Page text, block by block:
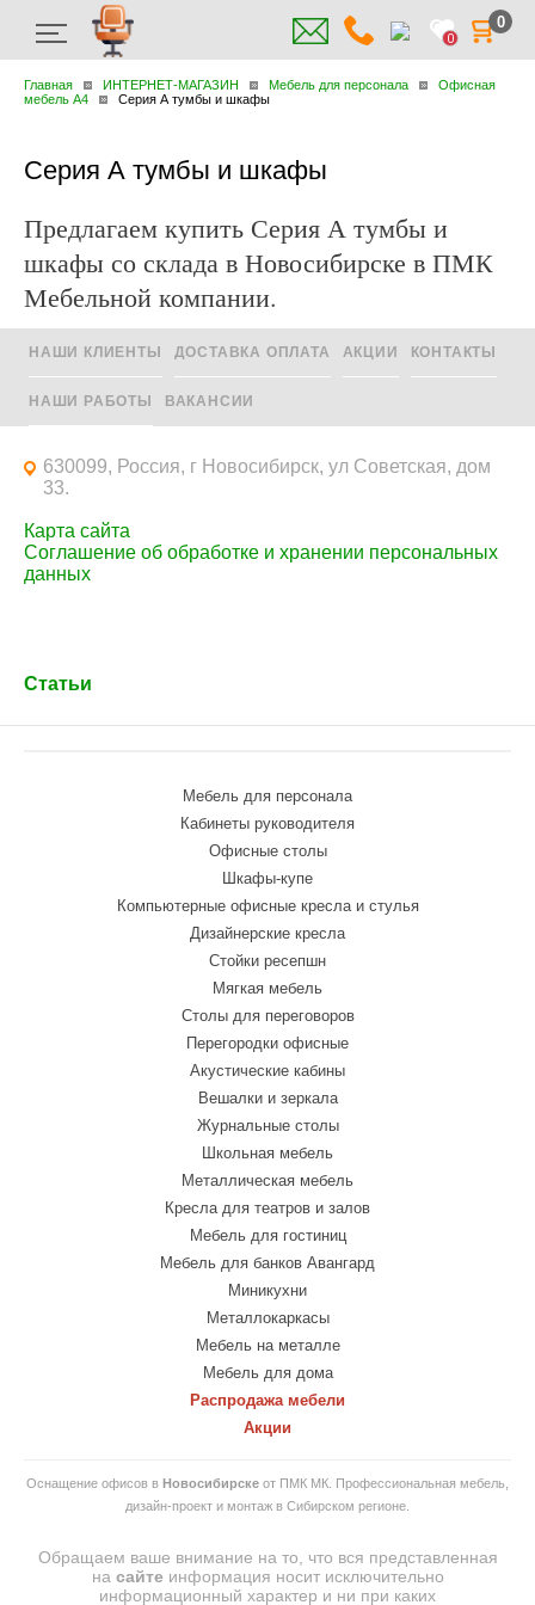
0
0
Главная ИНТЕРНЕТ-МАГАЗИН Мебель для персонала
Офисная
мебель A4
Серия А тумбы и шкафы
Серия А тумбы и шкафы
Предлагаем купить Серия А тумбы и
шкафы со склада в Новосибирске в ПМК
Мебельной компании.
НАШИ КЛИЕНТЫ ДОСТАВКА ОПЛАТА АКЦИИ КОНТАКТЫ
НАШИ РАБОТЫ ВАКАНСИИ
Статьи
630099, Россия, г Новосибирск, ул Советская, дом
33.
Карта сайта
Соглашение об обработке и хранении персональных
данных
Мебель для персонала
Кабинеты руководителя
Офисные столы
Шкафы-купе
Компьютерные офисные кресла и стулья
Дизайнерские кресла
Стойки ресепшн
Мягкая мебель
Столы для переговоров
Перегородки офисные
Акустические кабины
Вешалки и зеркала
Журнальные столы
Школьная мебель
Металлическая мебель
Кресла для театров и залов
Мебель для гостиниц
Мебель для банков Авангард
Миникухни
Металлокаркасы
Мебель на металле
Мебель для дома
Распродажа мебели
Акции
Оснащение офисов в Новосибирске от ПМК МК. Профессиональная мебель,
дизайн-проект и монтаж в Сибирском регионе.
Обращаем ваше внимание на то, что вся представленная
на сайте информация носит исключительно
информационный характер и ни при каких